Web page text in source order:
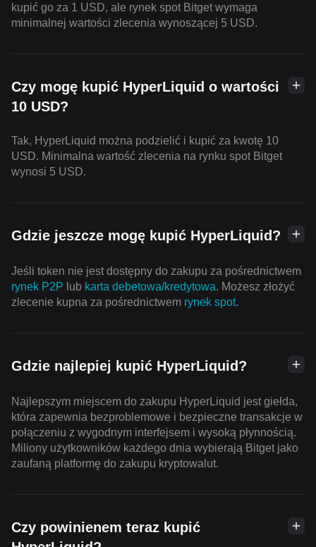
kupić go za 1 USD, ale rynek spot Bitget wymaga
minimalnej wartości zlecenia wynoszącej 5 USD.
Czy mogę kupić HyperLiquid o wartości
10 USD?
Tak, HyperLiquid można podzielić i kupić za kwotę 10
USD. Minimalna wartość zlecenia na rynku spot Bitget
wynosi 5 USD.
Gdzie jeszcze mogę kupić HyperLiquid?
Jeśli token nie jest dostępny do zakupu za pośrednictwem
rynek P2P lub karta debetowa/kredytowa. Możesz złożyć
zlecenie kupna za pośrednictwem rynek spot.
Gdzie najlepiej kupić HyperLiquid?
Najlepszym miejscem do zakupu HyperLiquid jest giełda,
która zapewnia bezproblemowe i bezpieczne transakcje w
połączeniu z wygodnym interfejsem i wysoką płynnością.
Miliony użytkowników każdego dnia wybierają Bitget jako
zaufaną platformę do zakupu kryptowalut.
Czy powinienem teraz kupić